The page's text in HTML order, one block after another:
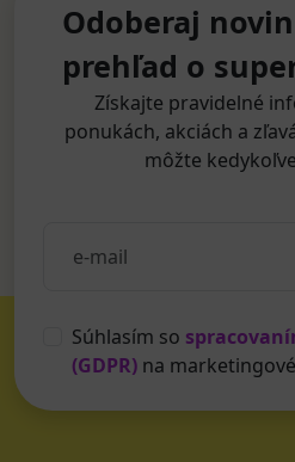
Odoberaj
prehľad o
Získajte pravidelné
ponukách, akciách a
môžte
Súhlasím so
(GDPR) na